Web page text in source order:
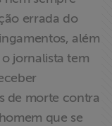
errada do
além
jornalista tem
de morte contra
que se